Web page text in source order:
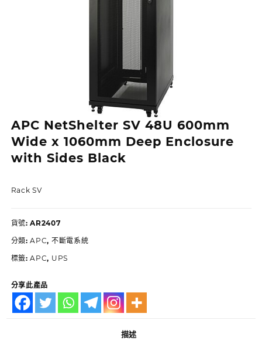
APC NetShelter SV 48U 600mm
Wide x 1060mm Deep Enclosure
with Sides Black
Rack SV
貨號:AR2407
分類:APC, 不斷電系統
標籤:APC, UPS
分享此產品
描述